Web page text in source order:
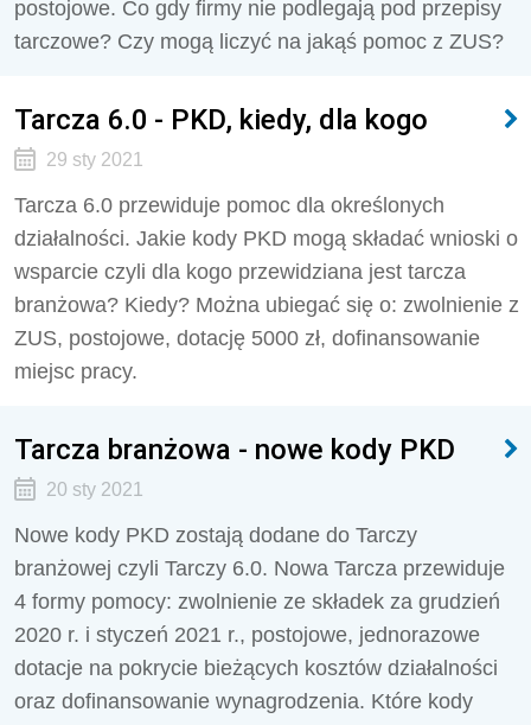
postojowe. Co gdy firmy nie podlegają pod przepisy
tarczowe? Czy mogą liczyć na jakąś pomoc z ZUS?
Tarcza 6.0 - PKD, kiedy, dla kogo
29 sty 2021
Tarcza 6.0 przewiduje pomoc dla określonych
działalności. Jakie kody PKD mogą składać wnioski o
wsparcie czyli dla kogo przewidziana jest tarcza
branżowa? Kiedy? Można ubiegać się o: zwolnienie z
ZUS, postojowe, dotację 5000 zł, dofinansowanie
miejsc pracy.
Tarcza branżowa - nowe kody PKD
20 sty 2021
Nowe kody PKD zostają dodane do Tarczy
branżowej czyli Tarczy 6.0. Nowa Tarcza przewiduje
4 formy pomocy: zwolnienie ze składek za grudzień
2020 r. i styczeń 2021 r., postojowe, jednorazowe
dotacje na pokrycie bieżących kosztów działalności
oraz dofinansowanie wynagrodzenia. Które kody